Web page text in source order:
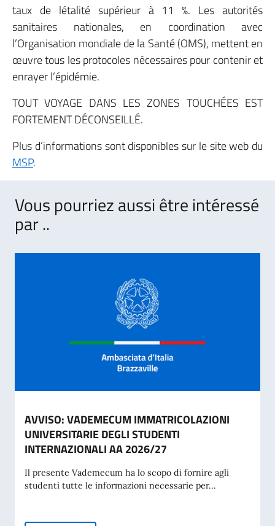
taux de létalité supérieur à 11 %. Les autorités
sanitaires nationales, en coordination avec
l’Organisation mondiale de la Santé (OMS), mettent en
œuvre tous les protocoles nécessaires pour contenir et
enrayer l’épidémie.
TOUT VOYAGE DANS LES ZONES TOUCHÉES EST
FORTEMENT DÉCONSEILLÉ.
Plus d’informations sont disponibles sur le site web du
MSP.
Vous pourriez aussi être intéressé
par ..
AVVISO: VADEMECUM IMMATRICOLAZIONI
UNIVERSITARIE DEGLI STUDENTI
INTERNAZIONALI AA 2026/27
Il presente Vademecum ha lo scopo di fornire agli
studenti tutte le informazioni necessarie per...